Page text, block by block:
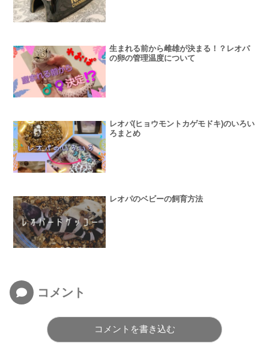
生まれる前から雌雄が決まる！？レオパ
の卵の管理温度について
レオパ(ヒョウモントカゲモドキ)のいろい
ろまとめ
レオパのベビーの飼育方法
コメント
コメントを書き込む